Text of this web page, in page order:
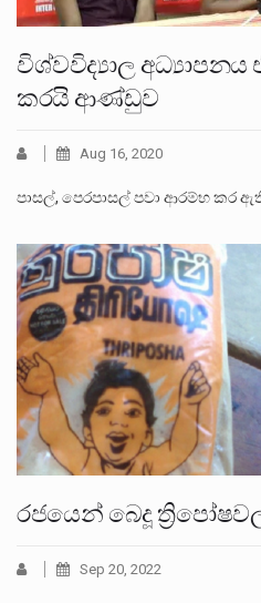
විශ්වවිද්‍යාල
කරයි ආණ්ඩුව
Aug 16, 2020
පාසල්, පෙරපාසල් පවා ආරම්භ කර
රජයෙන් බෙදූ
Sep 20, 2022